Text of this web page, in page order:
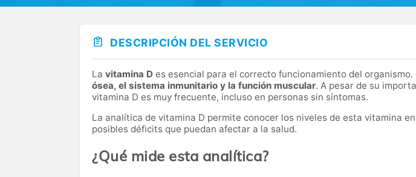
DESCRIPCIÓN DEL SERVICIO
La vitamina D es esencial para el correcto funcionamiento del organismo.
ósea, el sistema inmunitario y la función muscular. A pesar de su
vitamina D es muy frecuente, incluso en personas sin síntomas.
La analítica de vitamina D permite conocer los niveles de esta vitamina
posibles déficits que puedan afectar a la salud.
¿Qué mide esta analítica?